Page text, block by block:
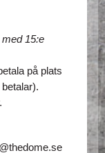
15:e
på plats